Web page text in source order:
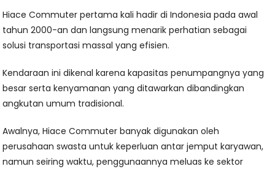
Hiace Commuter pertama kali hadir di Indonesia pada awal
tahun 2000-an dan langsung menarik perhatian sebagai
solusi transportasi massal yang efisien.
Kendaraan ini dikenal karena kapasitas penumpangnya yang
besar serta kenyamanan yang ditawarkan dibandingkan
angkutan umum tradisional.
Awalnya, Hiace Commuter banyak digunakan oleh
perusahaan swasta untuk keperluan antar jemput karyawan,
namun seiring waktu, penggunaannya meluas ke sektor